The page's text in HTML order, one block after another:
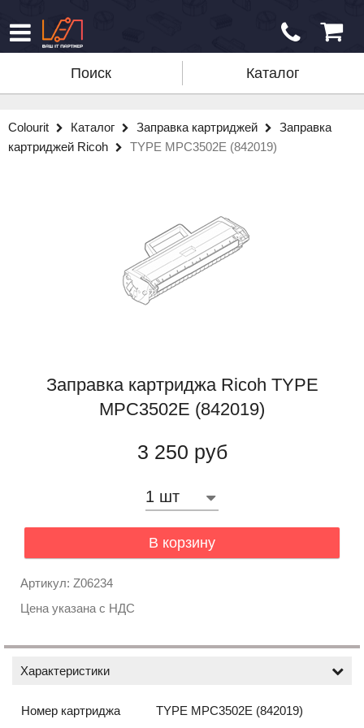
Поиск Каталог
Colourit Каталог Заправка картриджей
Заправка
картриджей Ricoh
TYPE MPC3502E (842019)
Заправка картриджа Ricoh TYPE
MPC3502E (842019)
3 250 руб
В корзину
Артикул: Z06234
Цена указана с НДС
Характеристики
Номер картриджа
TYPE MPC3502E (842019)